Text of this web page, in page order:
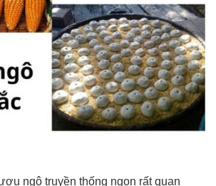
ngô truyền thống ngon rất quan